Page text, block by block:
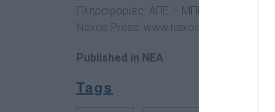
Πληροφορίες: ΑΠΕ – ΜΠΕ
Naxos Press: www.naxospress.gr
Published in NEA
Tags